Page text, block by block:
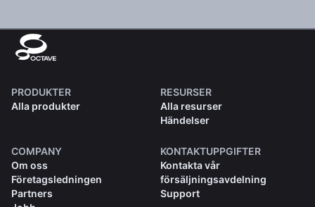
PRODUKTER
Alla produkter
RESURSER
Alla resurser
Händelser
COMPANY
Om oss
Företagsledningen
Partners
KONTAKTUPPGIFTER
Kontakta vår
försäljningsavdelning
Support